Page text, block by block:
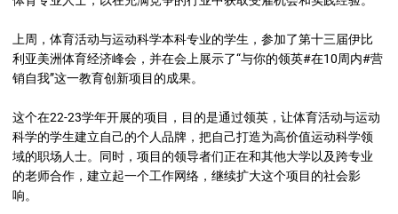
上周，体育活动与运动科学本科专业的学生，参加了第十三届伊比
利亚美洲体育经济峰会，并在会上展示了“与你的领英#在10周内#营
销自我”这一教育创新项目的成果。
这个在22-23学年开展的项目，目的是通过领英，让体育活动与运动
科学的学生建立自己的个人品牌，把自己打造为高价值运动科学领
域的职场人士。同时，项目的领导者们正在和其他大学以及跨专业
的老师合作，建立起一个工作网络，继续扩大这个项目的社会影
响。